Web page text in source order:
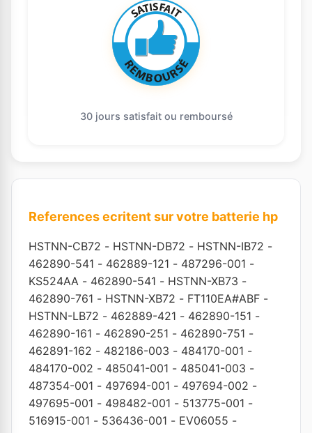
30 jours satisfait ou remboursé
References ecritent sur votre batterie hp
HSTNN-CB72 - HSTNN-DB72 - HSTNN-IB72 -
462890-541 - 462889-121 - 487296-001 -
KS524AA - 462890-541 - HSTNN-XB73 -
462890-761 - HSTNN-XB72 - FT110EA#ABF -
HSTNN-LB72 - 462889-421 - 462890-151 -
462890-161 - 462890-251 - 462890-751 -
462891-162 - 482186-003 - 484170-001 -
484170-002 - 485041-001 - 485041-003 -
487354-001 - 497694-001 - 497694-002 -
497695-001 - 498482-001 - 513775-001 -
516915-001 - 536436-001 - EV06055 -